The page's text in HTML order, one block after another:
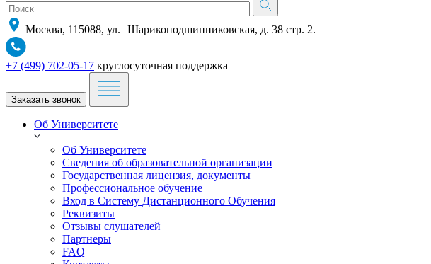
Москва, 115088, ул. Шарикоподшипниковская, д. 38 стр. 2.
+7 (499) 702-05-17 круглосуточная поддержка
Заказать звонок
Об Университете
Об Университете
Сведения об образовательной организации
Государственная лицензия, документы
Профессиональное обучение
Вход в Систему Дистанционного Обучения
Реквизиты
Отзывы слушателей
Партнеры
FAQ